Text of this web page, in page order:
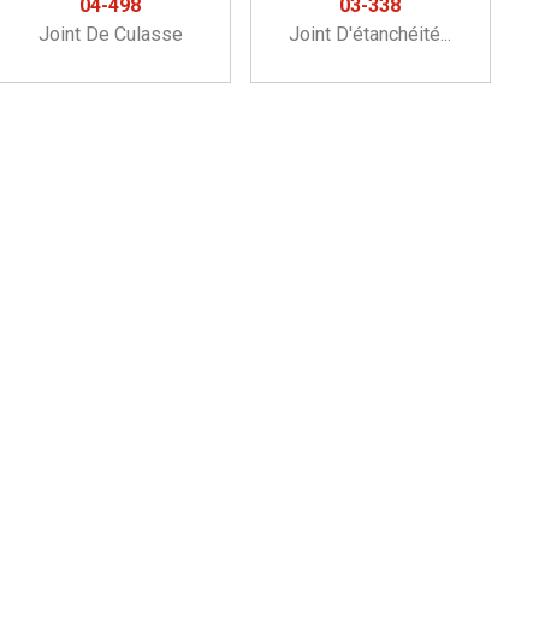
04-498
Joint De Culasse
03-338
Joint D'étanchéité...